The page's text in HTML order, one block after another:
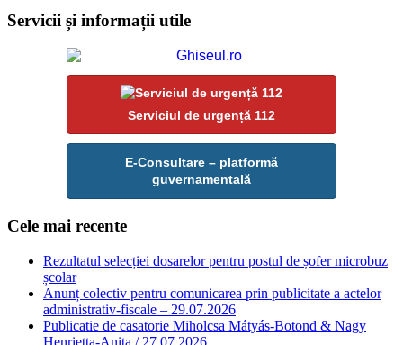
Servicii și informații utile
Serviciul de urgență 112
E-Consultare – platformă
guvernamentală
Cele mai recente
Rezultatul selecției dosarelor pentru postul de șofer microbuz
școlar
Anunț colectiv pentru comunicarea prin publicitate a actelor
administrativ-fiscale – 29.07.2026
Publicatie de casatorie Miholcsa Mátyás-Botond & Nagy
Henrietta-Anita / 27.07.2026.